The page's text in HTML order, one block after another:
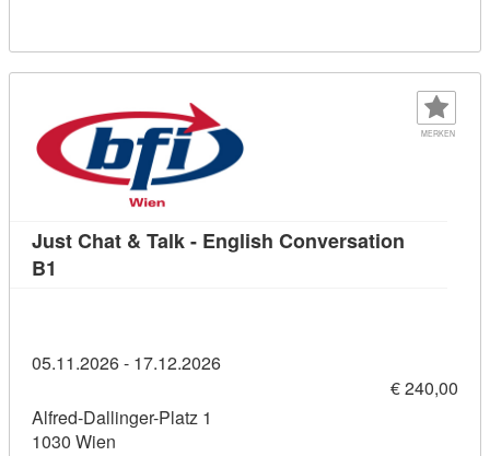
MERKEN
Just Chat & Talk - English Conversation
B1
05.11.2026 - 17.12.2026
€ 240,00
Alfred-Dallinger-Platz 1
1030 Wien